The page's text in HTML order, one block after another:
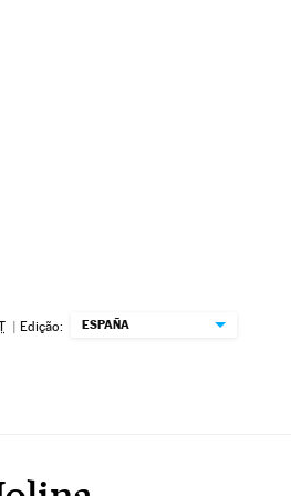
| Edição: ESPAÑA